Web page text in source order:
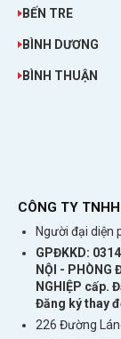
BẾN TRE
BÌNH DƯƠNG
BÌNH THUẬN
CÔNG TY
Người đại diện
GPĐKKD:
NỘI - PHÒNG
NGHIỆP cấp.
Đăng ký thay
226 Đường